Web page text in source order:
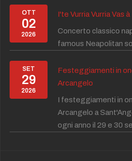
OTT
02
2026
I'te Vurria Vurria Vas à
Concerto classico
famous Neapolitan
SET
29
2026
Festeggiamenti in
Arcangelo
I festeggiamenti in
Arcangelo a
ogni anno il 29 e 30